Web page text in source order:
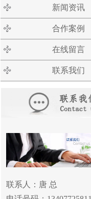
新闻资讯
合作案例
在线留言
联系我们
联系人：唐 总